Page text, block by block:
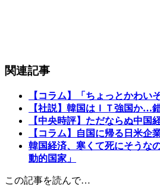
関連記事
【コラム】「ちょっとかわい
【社説】韓国はＩＴ強国か…
【中央時評】ただならぬ中国
【コラム】自国に帰る日米企
韓国経済、寒くて死にそうな
動的国家」
この記事を読んで…